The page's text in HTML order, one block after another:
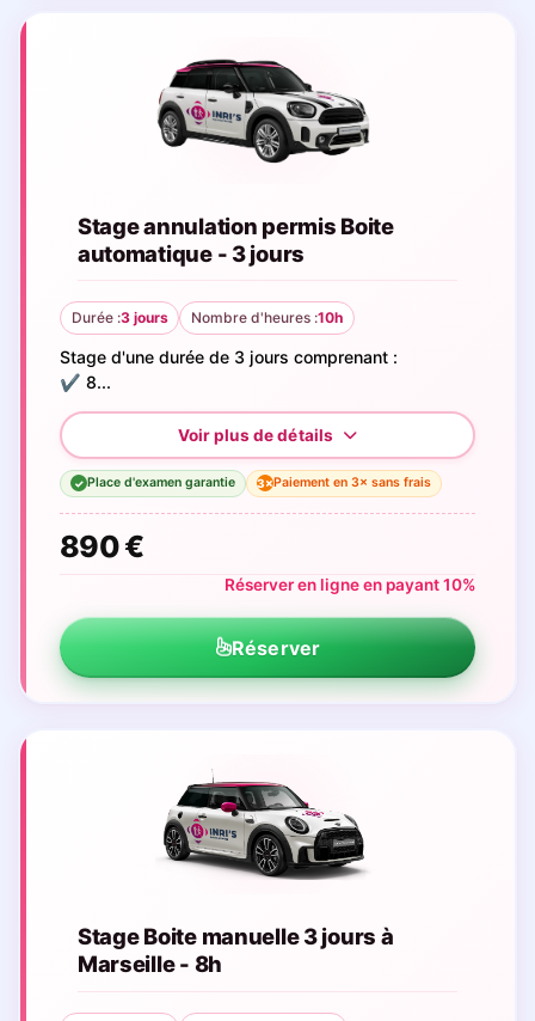
Stage annulation permis Boite
automatique - 3 jours
Durée :3 jours Nombre d'heures :10h
Stage d'une durée de 3 jours comprenant :
✔️ 8...
✓ Place d'examen garantie 3×Paiement en 3× sans frais
890 €
Réserver en ligne en payant 10%
Réserver
Stage Boite manuelle 3 jours à
Marseille - 8h